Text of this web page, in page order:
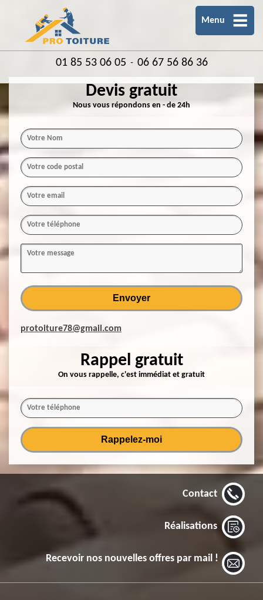
Menu
01 85 53 06 05 - 06 67 56 86 36
Devis gratuit
Nous vous répondons en - de 24h
protoiture78@gmail.com
Rappel gratuit
On vous rappelle, c'est immédiat et gratuit
Contact
Réalisations
Recevoir nos nouvelles offres par mail !